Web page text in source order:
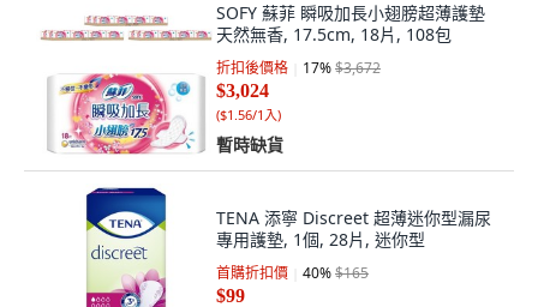
SOFY 蘇菲 瞬吸加長小翅膀超薄護墊
天然無香, 17.5cm, 18片, 108包
折扣後價格 17%$3,672
$3,024
($1.56/1入)
暫時缺貨
TENA 添寧 Discreet 超薄迷你型漏尿
專用護墊, 1個, 28片, 迷你型
首購折扣價 40%$165
$99